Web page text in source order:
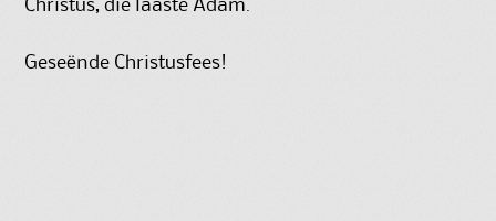
Christus, die laaste Adam.
Geseënde Christusfees!